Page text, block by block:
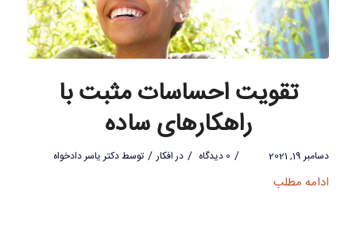
تقویت احساسات مثبت با
راهکارهای ساده
دسامبر 19, 2021 / 0 دیدگاه / درافکار / توسطدکتر یاسر دادخواه
ادامه مطلب